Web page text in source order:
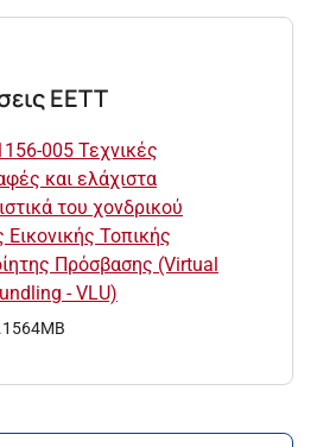
ΕΕΤΤ
005 Τεχνικές
και ελάχιστα
του χονδρικού
Εικονικής Τοπικής
Πρόσβασης (Virtual
- VLU)